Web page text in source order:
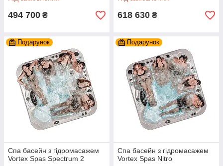
494 700 ₴ 618 630 ₴
Подарунок
Спа басейн з гідромасажем
Vortex Spas Spectrum 2
Подарунок
Спа басейн з гідромасажем
Vortex Spas Nitro